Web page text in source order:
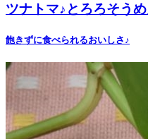
ツナトマ♪とろろそう
飽きずに食べられるおいしさ♪